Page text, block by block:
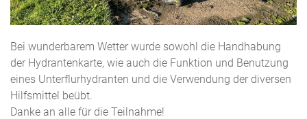
Bei wunderbarem Wetter wurde sowohl die Handhabung
der Hydrantenkarte, wie auch die Funktion und Benutzung
eines Unterflurhydranten und die Verwendung der diversen
Hilfsmittel beübt.
Danke an alle für die Teilnahme!